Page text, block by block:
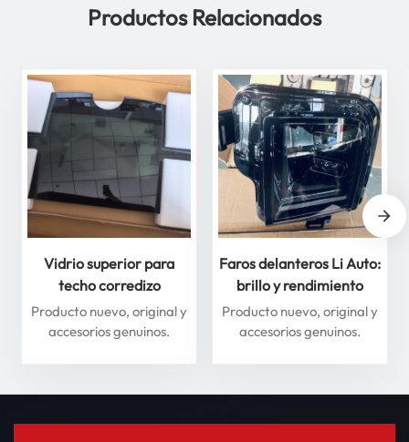
Productos Relacionados
Vidrio superior para
techo corredizo
delantero y trasero para
Li Auto Serie L: mejore
Producto nuevo, original y
accesorios genuinos.
Faros delanteros Li Auto:
brillo y rendimiento
superiores para máxima
seguridad
Producto nuevo, original y
accesorios genuinos.